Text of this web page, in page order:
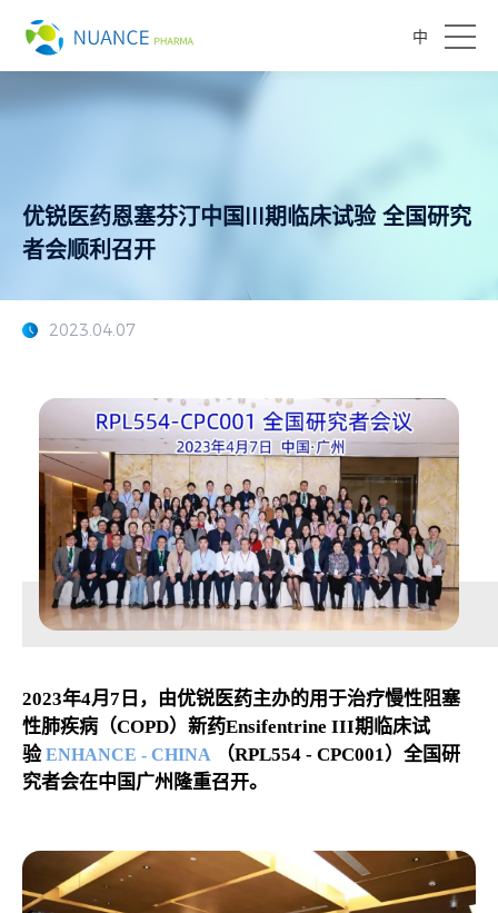
中
优锐医药恩塞芬汀中国III期临床试验 全国研究
者会顺利召开
2023.04.07
2023年4月7日，由优锐医药主办的用于治疗慢性阻塞
性肺疾病（COPD）新药Ensifentrine III期临床试
验 ENHANCE - CHINA
（RPL554 - CPC001）全国研
究者会在中国广州隆重召开。